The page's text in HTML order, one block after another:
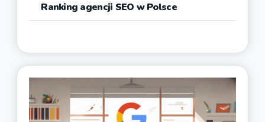
Ranking agencji SEO w Polsce